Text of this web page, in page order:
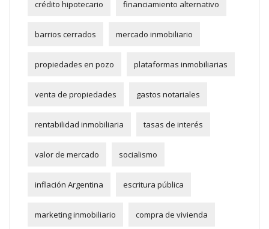
crédito hipotecario financiamiento alternativo
barrios cerrados mercado inmobiliario
propiedades en pozo plataformas inmobiliarias
venta de propiedades gastos notariales
rentabilidad inmobiliaria tasas de interés
valor de mercado socialismo
inflación Argentina escritura pública
marketing inmobiliario compra de vivienda